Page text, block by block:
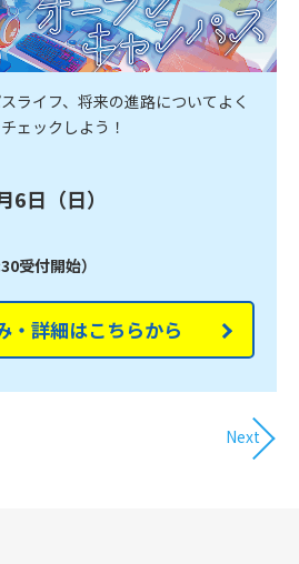
ライフ、将来の進路についてよく
ェックしよう！
日（日）
受付開始）
・詳細はこちらから
Next